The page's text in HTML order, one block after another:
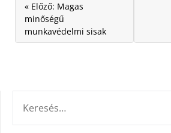
« Előző: Magas
minőségű
munkavédelmi sisak